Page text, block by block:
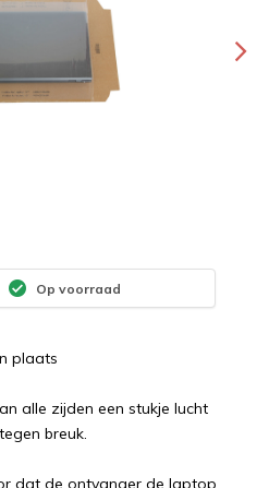
Op voorraad
plaats
alle zijden een stukje lucht
breuk.
dat de ontvanger de laptop